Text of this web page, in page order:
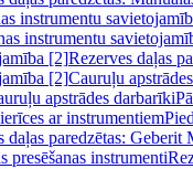
instrumentu
instrumentu
[2]Rezerves daļas
[2]Cauruļu
apstrādes darbarīki
ar instrumentiem
daļas paredzētas: Geberit
presēšanas instrumenti